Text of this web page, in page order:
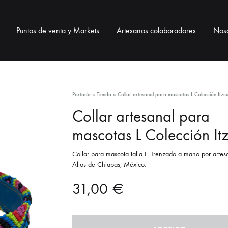
BISUTERÍA
Collares
Pendientes
Correas
Llaveros
Puntos de venta y Markets Artesanos colaboradores
Portada » Tienda » Collar artesanal para mascotas L Colección
Collar artesanal para
mascotas L Colección
Collar para mascota talla L. Trenzado a mano por
Altos de Chiapas, México.
31,00 €